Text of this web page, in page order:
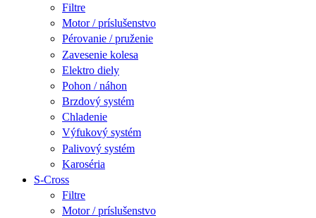
Filtre
Motor / príslušenstvo
Pérovanie / pruženie
Zavesenie kolesa
Elektro diely
Pohon / náhon
Brzdový systém
Chladenie
Výfukový systém
Palivový systém
Karoséria
S-Cross
Filtre
Motor / príslušenstvo